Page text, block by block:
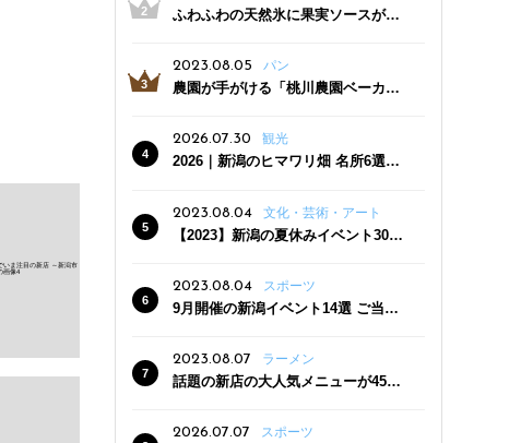
ふわふわの天然氷に果実ソースがた
三条駅近くにオープン
2023.08.05 パン
農園が手がける「桃川農園ベーカリ
った焼きたてパンのほか、ジェラー
トやスムージーも
2026.07.30 観光
2026｜新潟のヒマワリ畑 名所6選
2023.08.04
文化・芸術・アート
【2023】新潟の夏休みイベント30
2023.08.04
スポーツ
9月開催の新潟イベント14選 ご当地
2023.08.07 ラーメン
話題の新店の大人気メニューが450
クーポン登場
2026.07.07 スポーツ